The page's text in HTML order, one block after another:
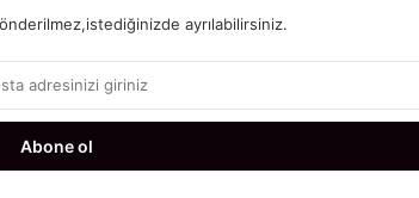
ayrılabilirsiniz.